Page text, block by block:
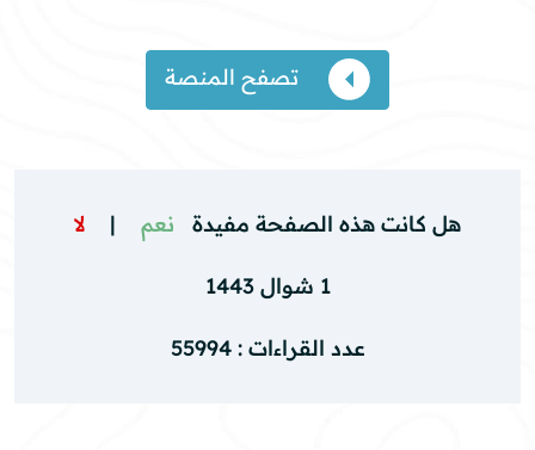
تصفح المنصة
هل كانت هذه الصفحة مفيدة نعم | لا
1 شوال 1443
عدد القراءات : 55994